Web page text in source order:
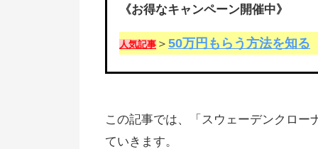
《お得なキャンペーン開催中》
人気記事 ＞ 50万円もらう方法を知る
この記事では、「スウェーデンクロー
ていきます。